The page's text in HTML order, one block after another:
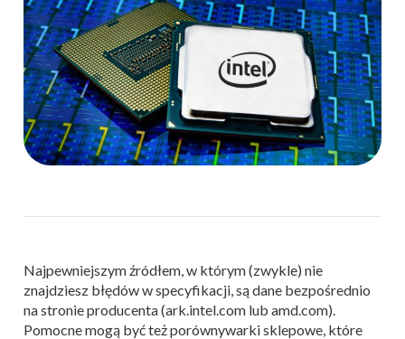
Najpewniejszym źródłem, w którym (zwykle) nie
znajdziesz błędów w specyfikacji, są dane bezpośrednio
na stronie producenta (ark.intel.com lub amd.com).
Pomocne mogą być też porównywarki sklepowe, które